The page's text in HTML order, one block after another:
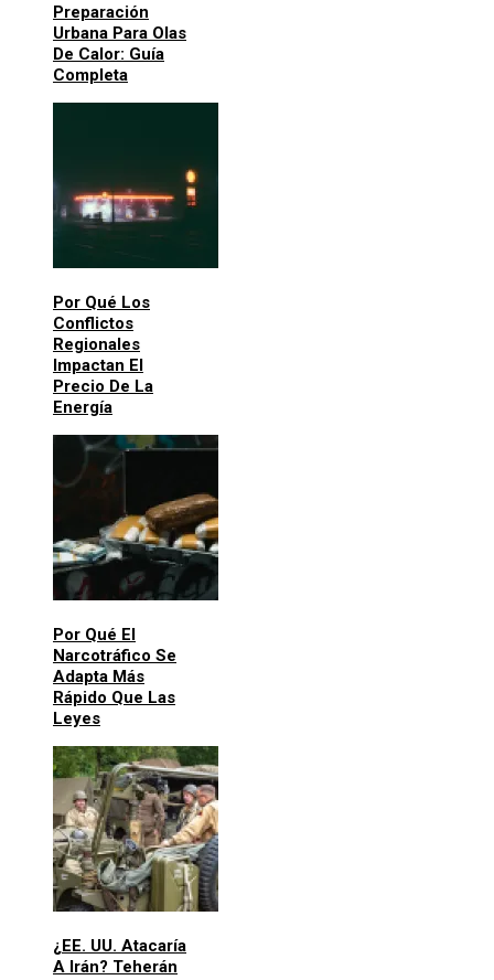
Preparación
Urbana Para Olas
De Calor: Guía
Completa
Por Qué Los
Conflictos
Regionales
Impactan El
Precio De La
Energía
Por Qué El
Narcotráfico Se
Adapta Más
Rápido Que Las
Leyes
¿EE. UU. Atacaría
A Irán? Teherán